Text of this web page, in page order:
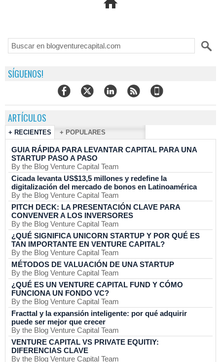
SÍGUENOS!
ARTÍCULOS
+ RECIENTES + POPULARES
GUIA RÁPIDA PARA LEVANTAR CAPITAL PARA UNA
STARTUP PASO A PASO
By the Blog Venture Capital Team
Cicada levanta US$13,5 millones y redefine la
digitalización del mercado de bonos en Latinoamérica
By the Blog Venture Capital Team
PITCH DECK: LA PRESENTACIÓN CLAVE PARA
CONVENVER A LOS INVERSORES
By the Blog Venture Capital Team
¿QUÉ SIGNIFICA UNICORN STARTUP Y POR QUÉ ES
TAN IMPORTANTE EN VENTURE CAPITAL?
By the Blog Venture Capital Team
MÉTODOS DE VALUACIÓN DE UNA STARTUP
By the Blog Venture Capital Team
¿QUÉ ES UN VENTURE CAPITAL FUND Y CÓMO
FUNCIONA UN FONDO VC?
By the Blog Venture Capital Team
Fracttal y la expansión inteligente: por qué adquirir
puede ser mejor que crecer
By the Blog Venture Capital Team
VENTURE CAPITAL VS PRIVATE EQUITIY:
DIFERENCIAS CLAVE
By the Blog Venture Capital Team